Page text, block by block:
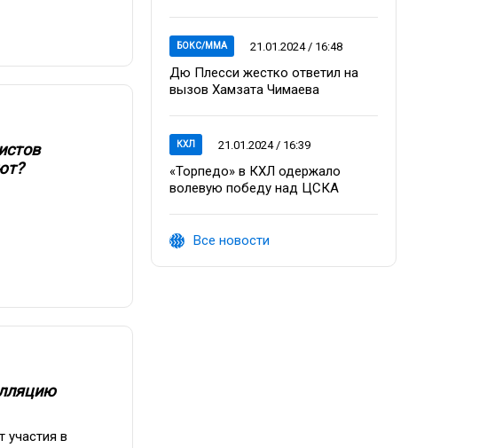
участия в
БОКС/ММА 21.01.2024 / 16:48
Дю Плесси жестко ответил на
вызов Хамзата Чимаева
КХЛ 21.01.2024 / 16:39
«Торпедо» в КХЛ одержало
волевую победу над ЦСКА
Все новости